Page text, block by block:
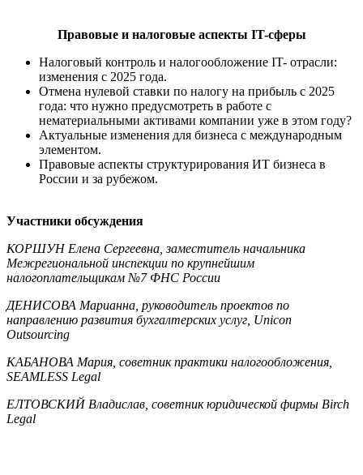
Правовые и налоговые аспекты IT-сферы
Налоговый контроль и налогообложение IT- отрасли:
изменения с 2025 года.
Отмена нулевой ставки по налогу на прибыль с 2025
года: что нужно предусмотреть в работе с
нематериальными активами компании уже в этом году?
Актуальные изменения для бизнеса с международным
элементом.
Правовые аспекты структурирования ИТ бизнеса в
России и за рубежом.
Участники обсуждения
КОРШУН Елена Сергеевна, заместитель начальника
Межрегиональной инспекции по крупнейшим
налогоплательщикам №7 ФНС России
ДЕНИСОВА Марианна, руководитель проектов по
направлению развития бухгалтерских услуг, Unicon
Outsourcing
КАБАНОВА Мария, советник практики налогообложения,
SEAMLESS Legal
ЕЛТОВСКИЙ Владислав, советник юридической фирмы Birch
Legal